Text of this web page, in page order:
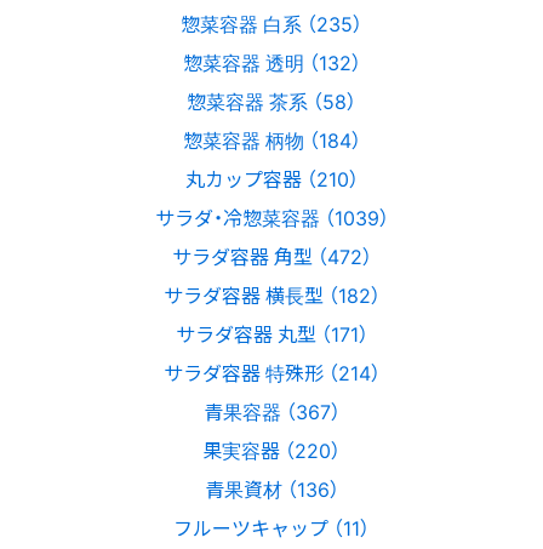
惣菜容器 白系 （235）
惣菜容器 透明 （132）
惣菜容器 茶系 （58）
惣菜容器 柄物 （184）
丸カップ容器 （210）
サラダ・冷惣菜容器 （1039）
サラダ容器 角型 （472）
サラダ容器 横長型 （182）
サラダ容器 丸型 （171）
サラダ容器 特殊形 （214）
青果容器 （367）
果実容器 （220）
青果資材 （136）
フルーツキャップ （11）